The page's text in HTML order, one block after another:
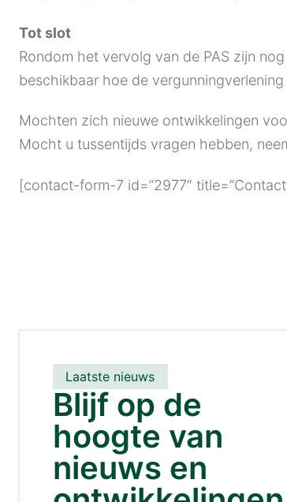
Tot slot
Rondom het vervolg van de PAS zijn
beschikbaar hoe de
Mochten zich nieuwe ontwikkelingen
Mocht u tussentijds vragen hebben,
[contact-form-7 id=”2977″
Laatste nieuws
Blijf op de
hoogte van
nieuws en